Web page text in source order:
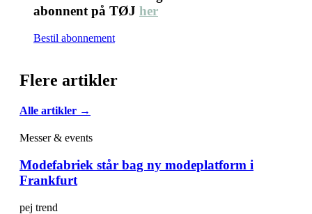
abonnent på TØJ her
Bestil abonnement
Flere artikler
Alle artikler →
Messer & events
Modefabriek står bag ny modeplatform i
Frankfurt
pej trend